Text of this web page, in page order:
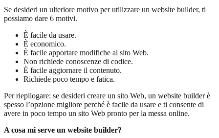
Se desideri un ulteriore motivo per utilizzare un website builder, ti
possiamo dare 6 motivi.
È facile da usare.
È economico.
È facile apportare modifiche al sito Web.
Non richiede conoscenze di codice.
È facile aggiornare il contenuto.
Richiede poco tempo e fatica.
Per riepilogare: se desideri creare un sito Web, un website builder è
spesso l’opzione migliore perché è facile da usare e ti consente di
avere in poco tempo un sito Web pronto per la messa online.
A cosa mi serve un website builder?